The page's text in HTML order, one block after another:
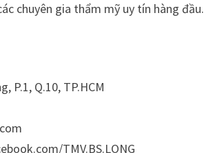
chuyên gia thẩm mỹ uy tín hàng đầu.
P.1, Q.10, TP.HCM
TMV.BS.LONG